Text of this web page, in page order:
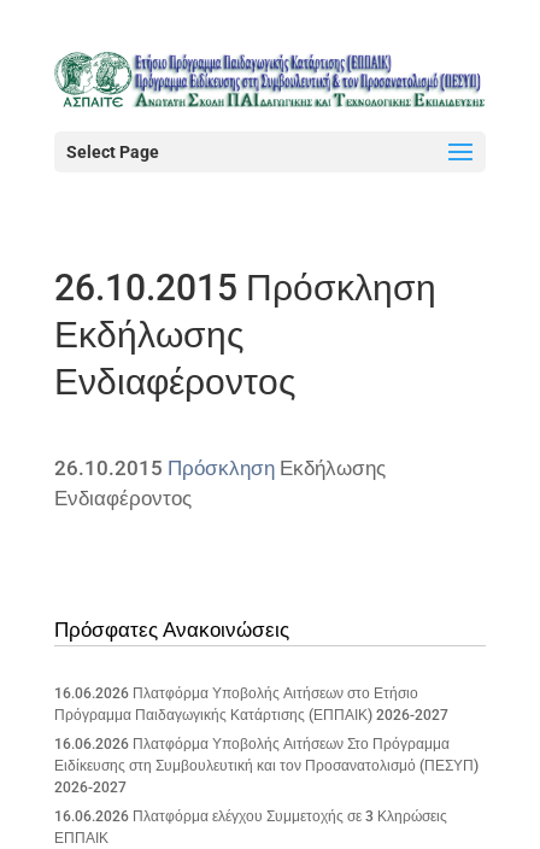
Select Page
26.10.2015 Πρόσκληση
Εκδήλωσης
Ενδιαφέροντος
26.10.2015 ΠρόσκλησηΕκδήλωσης
Ενδιαφέροντος
Πρόσφατες Ανακοινώσεις
16.06.2026 Πλατφόρμα Υποβολής Αιτήσεων στο Ετήσιο
Πρόγραμμα Παιδαγωγικής Κατάρτισης (ΕΠΠΑΙΚ) 2026-2027
16.06.2026 Πλατφόρμα Υποβολής Αιτήσεων Στο Πρόγραμμα
Ειδίκευσης στη Συμβουλευτική και τον Προσανατολισμό (ΠΕΣΥΠ)
2026-2027
16.06.2026 Πλατφόρμα ελέγχου Συμμετοχής σε 3 Κληρώσεις
ΕΠΠΑΙΚ